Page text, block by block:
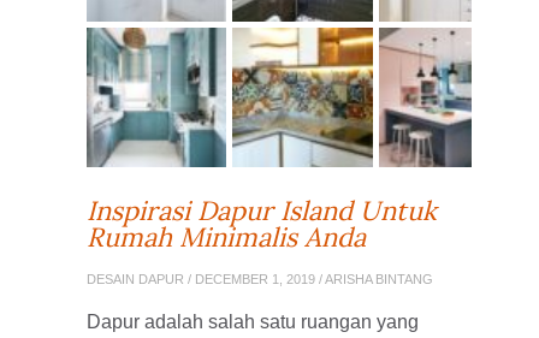
Inspirasi Dapur Island Untuk
Rumah Minimalis Anda
DESAIN DAPUR / DECEMBER 1, 2019 / ARISHA BINTANG
Dapur adalah salah satu ruangan yang